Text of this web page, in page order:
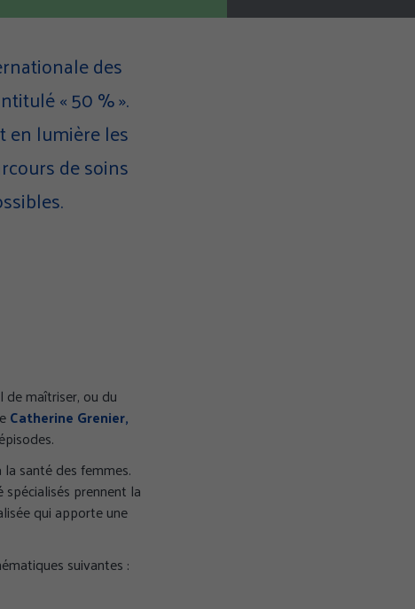
des
« 50 % ».
en lumière les
de soins
maîtriser, ou du
Catherine Grenier,
santé des femmes.
prennent la
qui apporte une
suivantes :